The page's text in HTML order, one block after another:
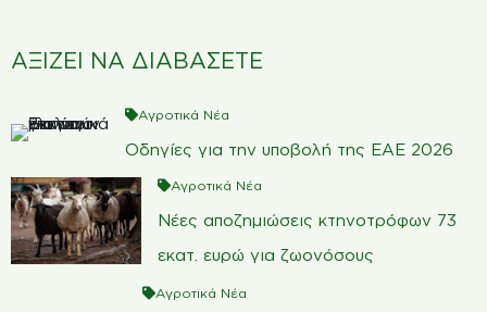
ΑΞΙΖΕΙ ΝΑ ΔΙΑΒΑΣΕΤΕ
Αγροτικά Νέα
Οδηγίες για την υποβολή της ΕΑΕ 2026
Αγροτικά Νέα
Νέες αποζημιώσεις κτηνοτρόφων 73
εκατ. ευρώ για ζωονόσους
Αγροτικά Νέα